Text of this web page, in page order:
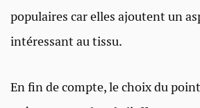
populaires car elles ajoutent un
intéressant au tissu.
En fin de compte, le choix du